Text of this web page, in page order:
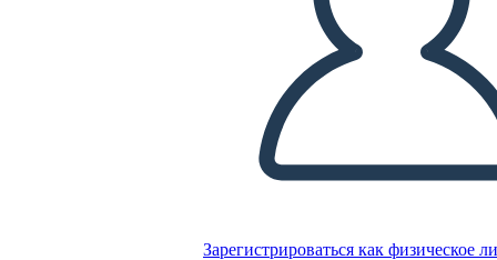
Зарегистрироваться как физическое
Показателей Класса
Скопируйте эту раскадровку
СОЗДАТЬ РАСКАДРОВКУ
ПОЧИТАЙ МНЕ